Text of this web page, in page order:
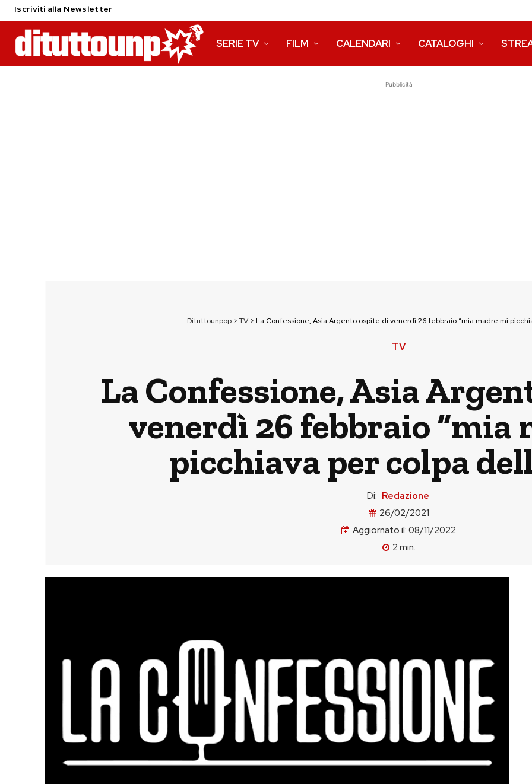
Iscriviti alla Newsletter
SERIE TV FILM CALENDARI CATALOGHI
Pubblicità
Dituttounpop> TV> La Confessione, Asia Argento ospite di venerdì 26 febbraio “mia madre mi
TV
La Confessione, Asia
venerdì 26 febbraio “mia
picchiava per colpa
Di: Redazione
26/02/2021
Aggiornato il: 08/11/2022
2 min.